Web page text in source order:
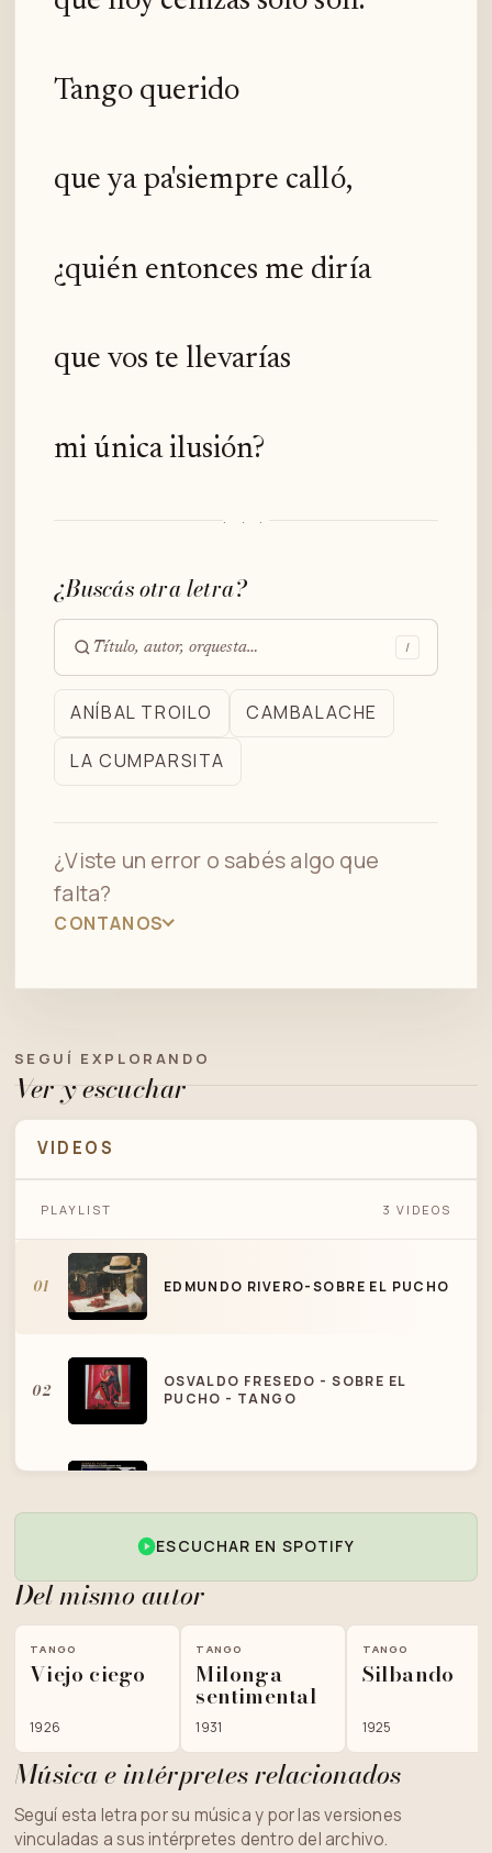
Tango querido
que ya pa'siempre calló,
¿quién entonces me diría
que vos te llevarías
mi única ilusión?
· · ·
¿Buscás otra letra?
Buscar
en
archivo
/
ANÍBAL TROILO
CAMBALACHE
LA CUMPARSITA
¿Viste un error o sabés algo que
falta?
CONTANOS
SEGUÍ EXPLORANDO
Ver y escuchar
VIDEOS
EDMUNDO RIVERO-SOBRE EL PUCHO
PLAYLIST 3 VIDEOS
01 EDMUNDO RIVERO-SOBRE EL PUCHO
02
OSVALDO FRESEDO - SOBRE EL
PUCHO - TANGO
CASTILLO
ESCUCHAR EN SPOTIFY
Del mismo autor
TANGO
Viejo ciego
1926
TANGO
Milonga
sentimental
1931
TANGO
Silbando
1925
Música e intérpretes relacionados
Seguí esta letra por su música y por las versiones
vinculadas a sus intérpretes dentro del archivo.